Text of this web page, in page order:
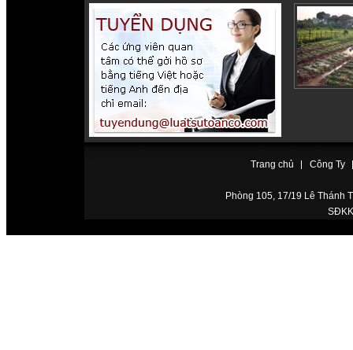
Trang chủ Công Ty
Phòng 105, 17/19 Lê Thánh